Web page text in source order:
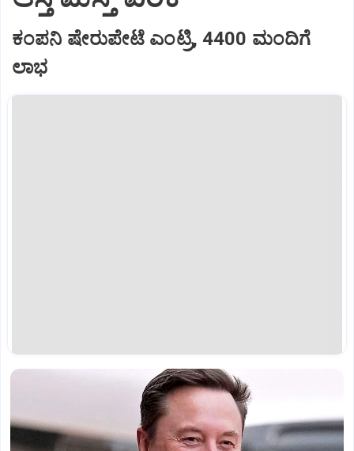
ಕಂಪನಿ ಷೇರುಪೇಟೆ ಎಂಟ್ರಿ, 4400 ಮಂದಿಗೆ
ಲಾಭ